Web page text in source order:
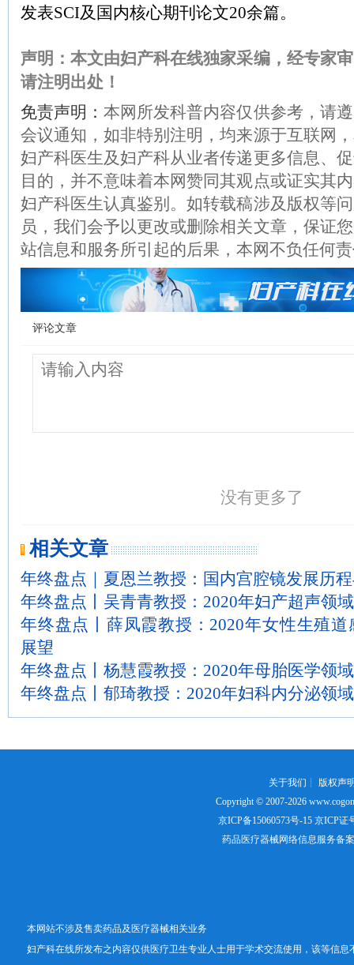
发表SCI及国内核心期刊论文20余篇。
声明：本文由妇产科在线独家采编，经专家
请注明出处！
免责声明：本网所发科普内容仅供参考，请
会议通知，如非特别注明，均来源于互联网
妇产科医生及妇产科从业者传递更多信息、
目的，并不意味着本网赞同其观点或证实其
妇产科医生认真鉴别。如转载稿涉及版权等
员，我们会予以更改或删除相关文章，保证
站信息和服务所引起的后果，本网不负任何
评论文章
没有更多了
相关文章
年终盘点｜夏恩兰教授：国内宫腔镜发展历
年终盘点丨吴青青教授：2020年妇产超声领
年终盘点丨薛凤霞教授：2020年女性生殖
展望
年终盘点丨杨慧霞教授：2020年母胎医学领
年终盘点丨郁琦教授：2020年妇科内分泌领
关于我们 ┊ 版权声
Copyright © 2007-2026
京ICP备15060573号-15京ICP证
药品医疗器械网络信息服务备
本网站不涉及售卖药品及医疗器械相关业务
妇产科在线所发布之内容仅供医疗卫生专业人士用于学术交流使用，该等信息